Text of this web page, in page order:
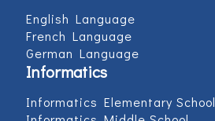
English Language
French Language
German Language
Informatics
Informatics Elementary School